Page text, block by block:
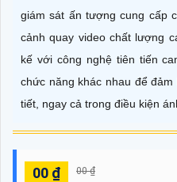
giám sát ấn tượng cung cấp
cảnh quay video chất lượng
kế với công nghệ tiên tiến
chức năng khác nhau để
tiết, ngay cả trong điều kiện
00 ₫ 00 ₫